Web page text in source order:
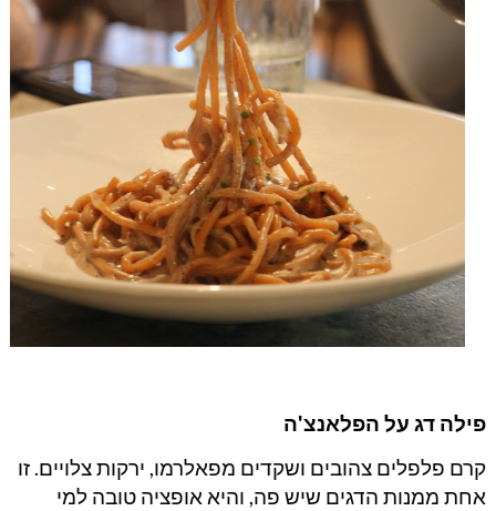
פילה דג על הפלאנצ'ה
קרם פלפלים צהובים ושקדים מפאלרמו, ירקות צלויים. זו
אחת ממנות הדגים שיש פה, והיא אופציה טובה למי